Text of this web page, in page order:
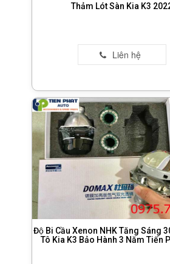
Thảm Lót Sàn Kia K3
Độ Bi Cầu Xenon NHK Tăng Sáng
Tô Kia K3 Bảo Hành 3 Năm Tiến